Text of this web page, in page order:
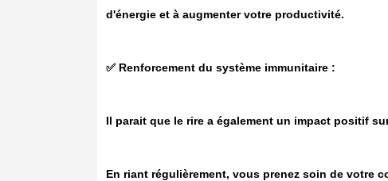
d'énergie et à augmenter votre productivité.
✅️ Renforcement du système immunitaire :
Il parait que le rire a également un impact positif
En riant régulièrement, vous prenez soin de votre